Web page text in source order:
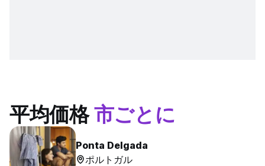
平均価格市ごとに
Ponta Delgada
ポルトガル